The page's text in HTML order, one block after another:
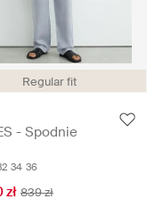
Regular fit
- Spodnie
34 36
839 zł